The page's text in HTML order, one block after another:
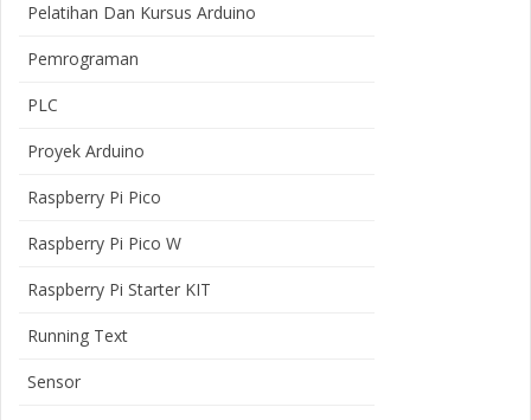
Pelatihan Dan Kursus Arduino
Pemrograman
PLC
Proyek Arduino
Raspberry Pi Pico
Raspberry Pi Pico W
Raspberry Pi Starter KIT
Running Text
Sensor